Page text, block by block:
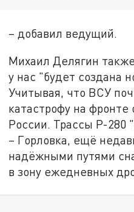
– добавил ведущий.
Михаил Делягин
у нас "будет создана
Учитывая, что ВСУ
катастрофу на
России. Трассы Р-280
– Горловка, ещё
надёжными путями
в зону ежедневных